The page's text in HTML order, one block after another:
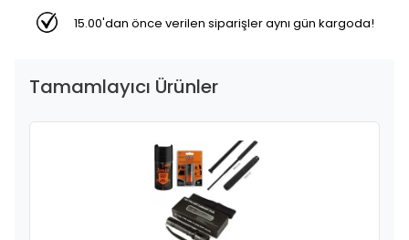
15.00'dan önce verilen siparişler aynı gün kargoda!
Tamamlayıcı Ürünler